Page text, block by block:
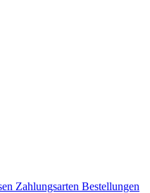
Zahlungsarten Bestellungen